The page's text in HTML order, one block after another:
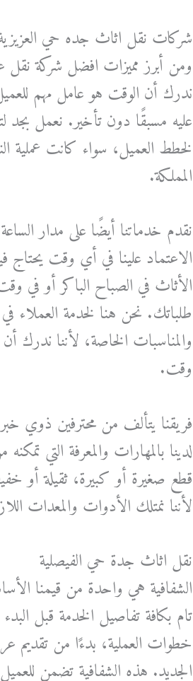
شركات نقل اثاث جده حي
ومن أبرز مميزات افضل شركة نقل
ندرك أن الوقت هو عامل مهم
عليه مسبقًا دون تأخير. نعمل بجد
لخطط العميل، سواء كانت
المملكة.
نقدم خدماتنا أيضًا على مدار
الاعتماد علينا في أي وقت
الأثاث في الصباح الباكر أو في
طلباتك. نحن هنا لخدمة العملاء
والمناسبات الخاصة، لأننا ندرك
وقت.
فريقنا يتألف من محترفين ذوي
لدينا بالمهارات والمعرفة التي
قطع صغيرة أو كبيرة، ثقيلة أو
لأننا نمتلك الأدوات والمعدات
نقل اثاث جدة حي الفيصلية
الشفافية هي واحدة من قيمنا
تام بكافة تفاصيل الخدمة قبل
خطوات العملية، بدءًا من تقديم
الجديد. هذه الشفافية تضمن للعميل